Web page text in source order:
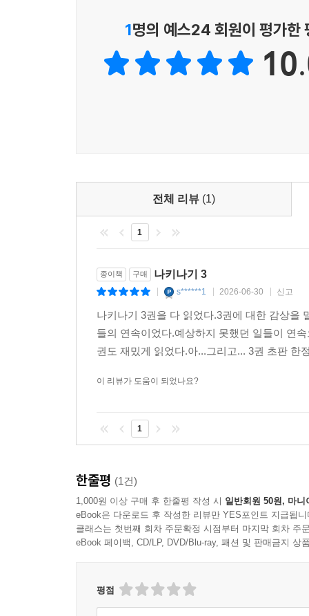
1명의 예스24 회원이 평가한
전체 리뷰 (1)
1
종이책 구매 나키나기 3
s******1 2026-06-30 신고
나키나기 3권을 다 읽었다.3권에 대한 감상을
들의 연속이었다.예상하지 못했던 일들이 연
권도 재밌게 읽었다.아...그리고... 3권 초판 한
이 리뷰가 도움이 되었나요?
1
한줄평 (1건)
1,000원 이상 구매 후 한줄평 작성 시 일반회원 50원, 마니
eBook은 다운로드 후 작성한 리뷰만 YES포인트 지급됩니
클래스는 첫번째 회차 주문확정 시점부터 마지막 회차 주
eBook 페이백, CD/LP, DVD/Blu-ray, 패션 및 판매금지 상
평점